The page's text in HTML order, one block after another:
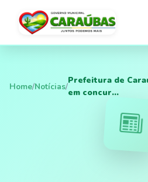
Home/Notícias/
Prefeitura de
em concur...